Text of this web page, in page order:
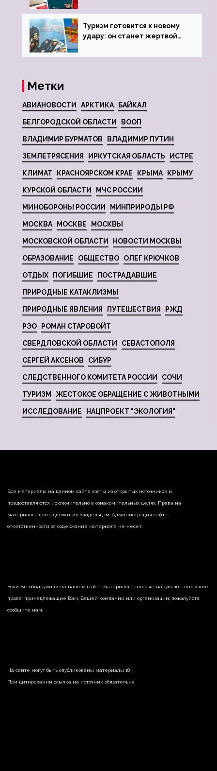
Туризм готовится к новому
удару: он станет жертвой
Метки
АВИАНОВОСТИ АРКТИКА БАЙКАЛ
БЕЛГОРОДСКОЙ ОБЛАСТИ ВООП
ВЛАДИМИР БУРМАТОВ ВЛАДИМИР ПУТИН
ЗЕМЛЕТРЯСЕНИЯ ИРКУТСКАЯ ОБЛАСТЬ ИСТРЕ
КЛИМАТ КРАСНОЯРСКОМ КРАЕ КРЫМА КРЫМУ
КУРСКОЙ ОБЛАСТИ МЧС РОССИИ
МИНОБОРОНЫ РОССИИ МИНПРИРОДЫ РФ
МОСКВА МОСКВЕ МОСКВЫ
МОСКОВСКОЙ ОБЛАСТИ НОВОСТИ МОСКВЫ
ОБРАЗОВАНИЕ ОБЩЕСТВО ОЛЕГ КРЮЧКОВ
ОТДЫХ ПОГИБШИЕ ПОСТРАДАВШИЕ
ПРИРОДНЫЕ КАТАКЛИЗМЫ
ПРИРОДНЫЕ ЯВЛЕНИЯ ПУТЕШЕСТВИЯ РЖД
РЭО РОМАН СТАРОВОЙТ
СВЕРДЛОВСКОЙ ОБЛАСТИ СЕВАСТОПОЛЯ
СЕРГЕЙ АКСЕНОВ СИБУР
СЛЕДСТВЕННОГО КОМИТЕТА РОССИИ СОЧИ
ТУРИЗМ ЖЕСТОКОЕ ОБРАЩЕНИЕ С ЖИВОТНЫМИ
ИССЛЕДОВАНИЕ НАЦПРОЕКТ "ЭКОЛОГИЯ"
Все материалы на данном сайте взяты из открытых источников и
предоставляются исключительно в ознакомительных целях. Права на
материалы принадлежат их владельцам. Администрация сайта
ответственности за содержание материала не несет.
Если Вы обнаружили на нашем сайте материалы, которые нарушают авторские
права, принадлежащие Вам, Вашей компании или организации, пожалуйста,
сообщите нам.
На сайте могут быть опубликованы материалы 18+!
При цитировании ссылка на источник обязательна.